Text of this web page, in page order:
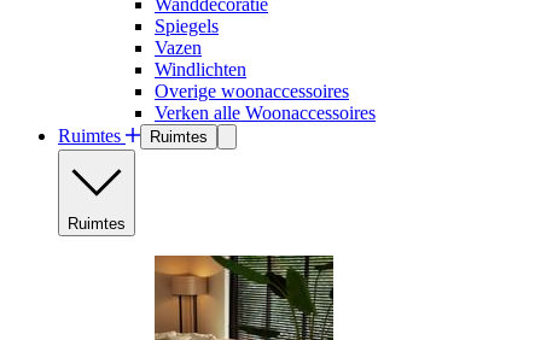
Wanddecoratie
Spiegels
Vazen
Windlichten
Overige woonaccessoires
Verken alle Woonaccessoires
Ruimtes
Ruimtes
Ruimtes